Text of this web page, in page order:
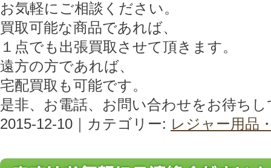
お気軽にご相談ください。
買取可能な商品であれば、
１点でも出張買取させて頂きます。
遠方の方であれば、
宅配買取も可能です。
是非、お電話、お問い合わせをお待ち
2015-12-10｜カテゴリー: レジャー用品